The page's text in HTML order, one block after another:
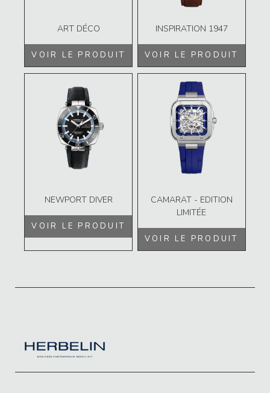
ART DÉCO
VOIR LE PRODUIT
INSPIRATION 1947
VOIR LE PRODUIT
NEWPORT DIVER
VOIR LE PRODUIT
CAMARAT - EDITION
LIMITÉE
VOIR LE PRODUIT